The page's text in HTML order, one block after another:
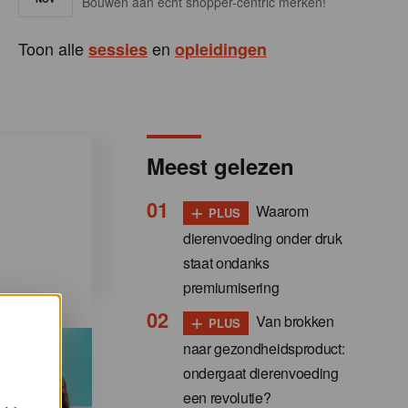
Toon allesessiesen opleidingen
Meest gelezen
+ PLUS
Waarom
dierenvoeding onder druk
staat ondanks
premiumisering
+ PLUS
Van brokken
naar gezondheidsproduct:
ondergaat dierenvoeding
een revolutie?